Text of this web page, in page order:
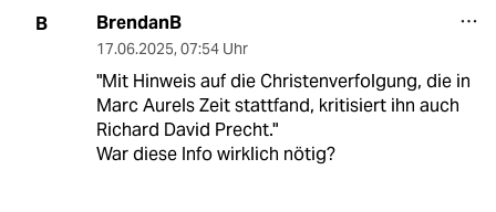
B BrendanB
17.06.2025, 07:54 Uhr
"Mit Hinweis auf die Christenverfolgung, die in
Marc Aurels Zeit stattfand, kritisiert ihn auch
Richard David Precht."
War diese Info wirklich nötig?